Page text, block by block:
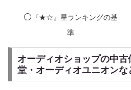
⚪️ 『★☆』星ランキングの基
準
オーディオショップの中古
堂・オーディオユニオンな